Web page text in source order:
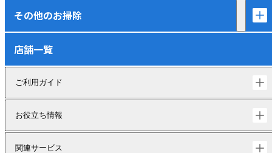
その他のお掃除
店舗一覧
ご利用ガイド
お役立ち情報
関連サービス